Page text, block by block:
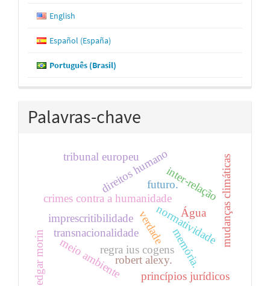
English
Español (España)
Português (Brasil)
Palavras-chave
verdade
regra ius cogens
crimes contra a humanidade
imprescritibilidade
robert alexy.
normatividade
memória.
inter-relação mudanças climáticas
meio ambiente
Água
direitos humano
transnacionalidade
edgar morin
tribunal europeu
princípios jurídicos
futuro.